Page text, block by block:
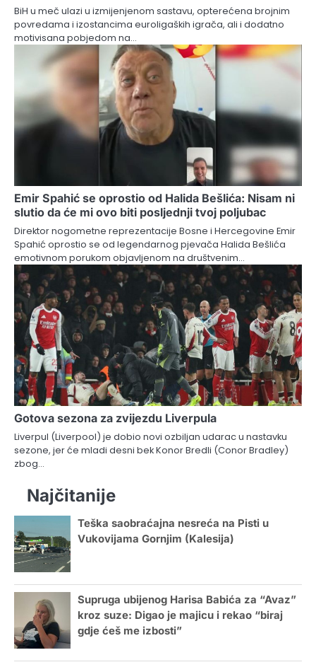
BiH u meč ulazi u izmijenjenom sastavu, opterećena brojnim
povredama i izostancima euroligaških igrača, ali i dodatno
motivisana pobjedom na…
Emir Spahić se oprostio od Halida Bešlića: Nisam ni
slutio da će mi ovo biti posljednji tvoj poljubac
Direktor nogometne reprezentacije Bosne i Hercegovine Emir
Spahić oprostio se od legendarnog pjevača Halida Bešlića
emotivnom porukom objavljenom na društvenim…
Gotova sezona za zvijezdu Liverpula
Liverpul (Liverpool) je dobio novi ozbiljan udarac u nastavku
sezone, jer će mladi desni bek Konor Bredli (Conor Bradley)
zbog…
Najčitanije
Teška saobraćajna nesreća na Pisti u
Vukovijama Gornjim (Kalesija)
Supruga ubijenog Harisa Babića za “Avaz”
kroz suze: Digao je majicu i rekao “biraj
gdje ćeš me izbosti”